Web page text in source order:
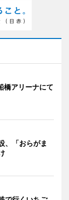
橋アリーナにて
、「おらがま